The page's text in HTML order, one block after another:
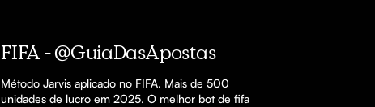
FIFA - @GuiaDasApostas
Método Jarvis aplicado no FIFA. Mais de 500
unidades de lucro em 2025. O melhor bot de fifa